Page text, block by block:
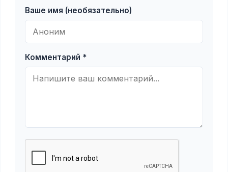
Ваше имя (необязательно)
Комментарий *